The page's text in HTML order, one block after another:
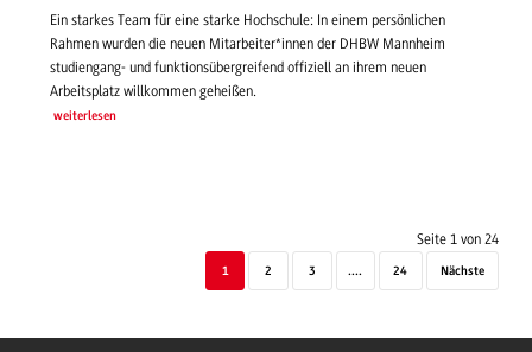
Ein starkes Team für eine starke Hochschule: In einem persönlichen
Rahmen wurden die neuen Mitarbeiter*innen der DHBW Mannheim
studiengang- und funktionsübergreifend offiziell an ihrem neuen
Arbeitsplatz willkommen geheißen.
weiterlesen
Seite 1 von 24
1 2 3 .... 24 Nächste